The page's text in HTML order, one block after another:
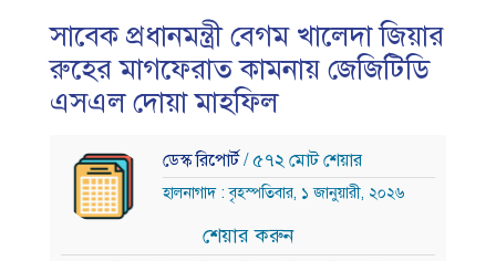
সাবেক প্রধানমন্ত্রী বেগম খালেদা জিয়ার
রুহের মাগফেরাত কামনায় জেজিটিডি
এসএল দোয়া মাহফিল
ডেস্ক রিপোর্ট/ ৫৭২ মোট শেয়ার
হালনাগাদ : বৃহস্পতিবার, ১ জানুয়ারী, ২০২৬
শেয়ার করুন